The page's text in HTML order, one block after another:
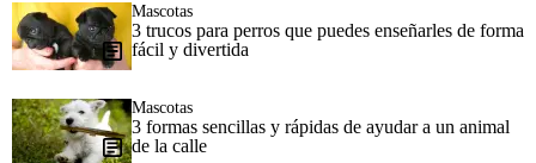
Mascotas
3 trucos para perros que puedes enseñarles de forma
fácil y divertida
Mascotas
3 formas sencillas y rápidas de ayudar a un animal
de la calle